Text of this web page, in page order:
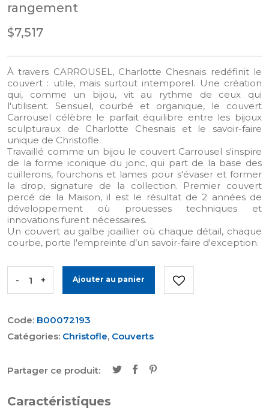
rangement
$7,517
À travers CARROUSEL, Charlotte Chesnais redéfinit le
couvert : utile, mais surtout intemporel. Une création
qui, comme un bijou, vit au rythme de ceux qui
l'utilisent. Sensuel, courbé et organique, le couvert
Carrousel célèbre le parfait équilibre entre les bijoux
sculpturaux de Charlotte Chesnais et le savoir-faire
unique de Christofle.
Travaillé comme un bijou le couvert Carrousel s'inspire
de la forme iconique du jonc, qui part de la base des
cuillerons, fourchons et lames pour s'évaser et former
la drop, signature de la collection. Premier couvert
percé de la Maison, il est le résultat de 2 années de
développement où prouesses techniques et
innovations furent nécessaires.
Un couvert au galbe joaillier où chaque détail, chaque
courbe, porte l'empreinte d’un savoir-faire d'exception.
- + Ajouter au panier
Code: B00072193
Catégories: Christofle, Couverts
Partager ce produit:
Caractéristiques